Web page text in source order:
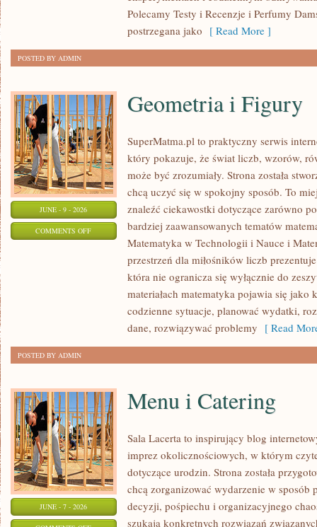
Polecamy Testy i Recenzje i Perfumy
postrzegana jako [ Read More ]
POSTED BY ADMIN
JUNE - 9 - 2026
COMMENTS OFFON
GEOMETRIA
Geometria i Figury
SuperMatma.pl to praktyczny serwis
który pokazuje, że świat liczb, wzorów,
może być zrozumiały. Strona została
chcą uczyć się w spokojny sposób. To
znaleźć ciekawostki dotyczące zarówno
bardziej zaawansowanych tematów
Matematyka w Technologii i Nauce i
przestrzeń dla miłośników liczb
która nie ogranicza się wyłącznie do
materiałach matematyka pojawia się
codzienne sytuacje, planować wydatki,
dane, rozwiązywać problemy [ Read
POSTED BY ADMIN
JUNE - 7 - 2026
Menu i Catering
Sala Lacerta to inspirujący blog
imprez okolicznościowych, w którym
dotyczące urodzin. Strona została
chcą zorganizować wydarzenie w sposób
decyzji, pośpiechu i organizacyjnego
szukają konkretnych rozwiązań